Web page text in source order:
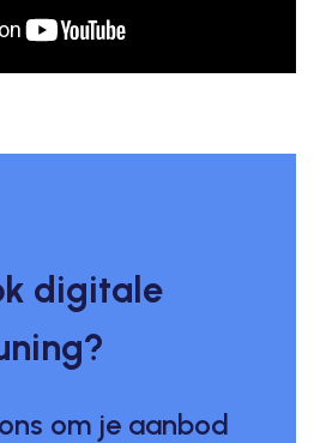
digitale
om je aanbod